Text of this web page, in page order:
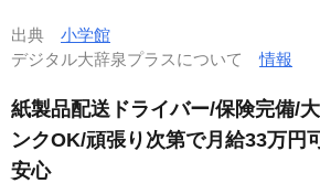
出典 小学館
デジタル大辞泉プラスについて情報
紙製品配送ドライバー/保険完備/
ンクOK/頑張り次第で月給33万円
安心